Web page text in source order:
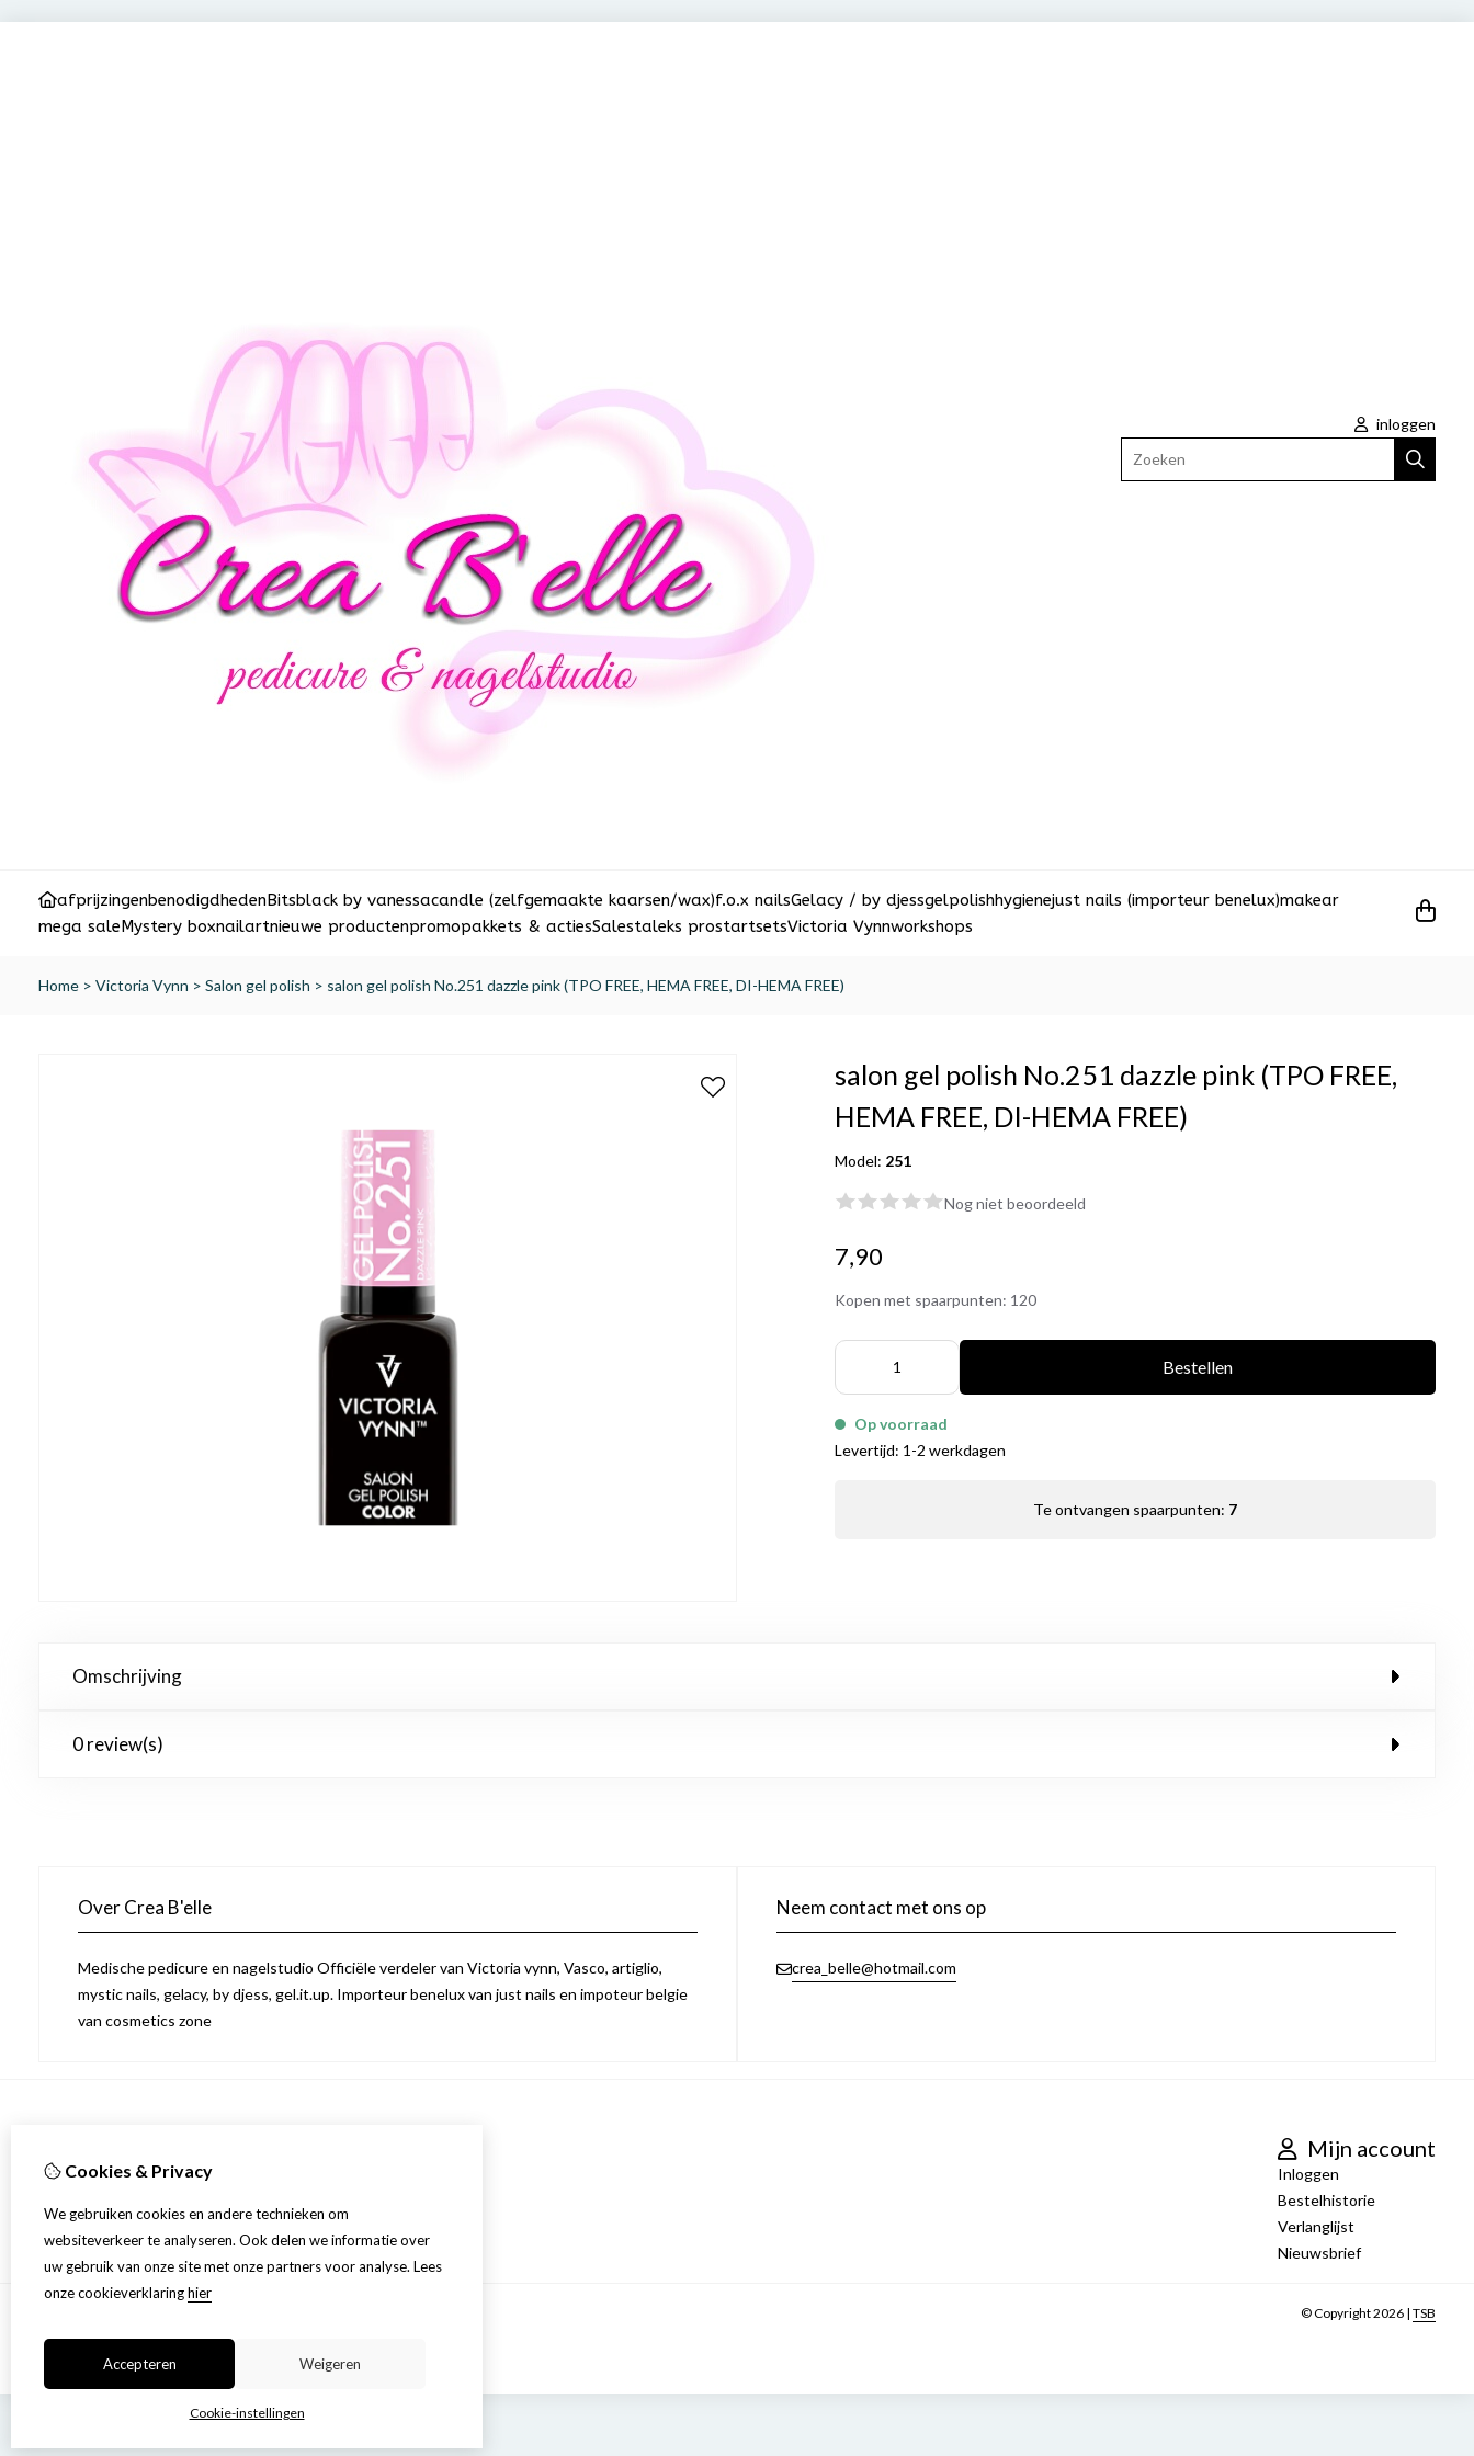
inloggen
afprijzingenbenodigdhedenBitsblack by vanessacandle (zelfgemaakte kaarsen/wax)f.o.x nailsGelacy / by djessgelpolishhygienejust nails (importeur benelux)makear
mega saleMystery boxnailartnieuwe productenpromopakkets & actiesSalestaleks prostartsetsVictoria Vynnworkshops
Home > Victoria Vynn > Salon gel polish > salon gel polish No.251 dazzle pink (TPO FREE, HEMA FREE, DI-HEMA FREE)
salon gel polish No.251 dazzle pink (TPO FREE,
HEMA FREE, DI-HEMA FREE)
Model: 251
Nog niet beoordeeld
7,90
Kopen met spaarpunten: 120
Bestellen
Op voorraad
Levertijd: 1-2 werkdagen
Te ontvangen spaarpunten: 7
Omschrijving
0 review(s)
Over Crea B'elle
Medische pedicure en nagelstudio Officiële verdeler van Victoria vynn, Vasco, artiglio,
mystic nails, gelacy, by djess, gel.it.up. Importeur benelux van just nails en impoteur belgie
van cosmetics zone
Neem contact met ons op
crea_belle@hotmail.com
Over ons
Algemene voorwaarden
Mijn account
Inloggen
Bestelhistorie
Verlanglijst
Nieuwsbrief
© Copyright 2026 | TSB
Cookies & Privacy
We gebruiken cookies en andere technieken om
websiteverkeer te analyseren. Ook delen we informatie over
uw gebruik van onze site met onze partners voor analyse. Lees
onze cookieverklaringhier
Accepteren Weigeren
Cookie-instellingen